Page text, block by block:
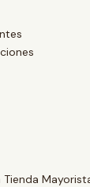
Tienda